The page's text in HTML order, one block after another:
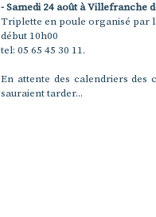
- Samedi 24 août à Villefranche
Triplette en poule organisé par
début 10h00
tel: 05 65 45 30 11.
En attente des calendriers des
sauraient tarder...